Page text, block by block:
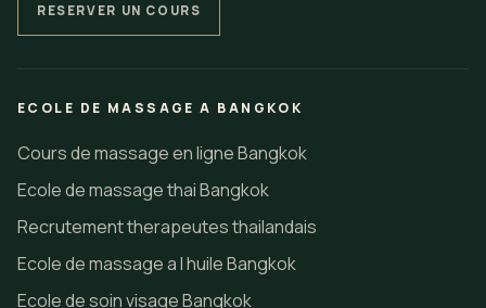
RESERVER UN COURS
ECOLE DE MASSAGE A BANGKOK
Cours de massage en ligne Bangkok
Ecole de massage thai Bangkok
Recrutement therapeutes thailandais
Ecole de massage a l huile Bangkok
Ecole de soin visage Bangkok